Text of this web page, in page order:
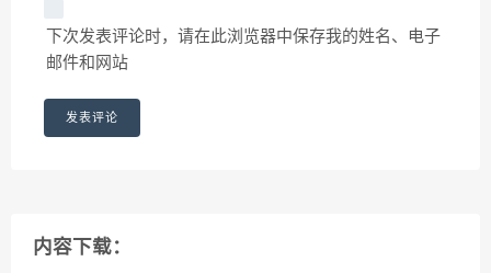
下次发表评论时，请在此浏览器中保存我的姓名、电子
邮件和网站
内容下载：